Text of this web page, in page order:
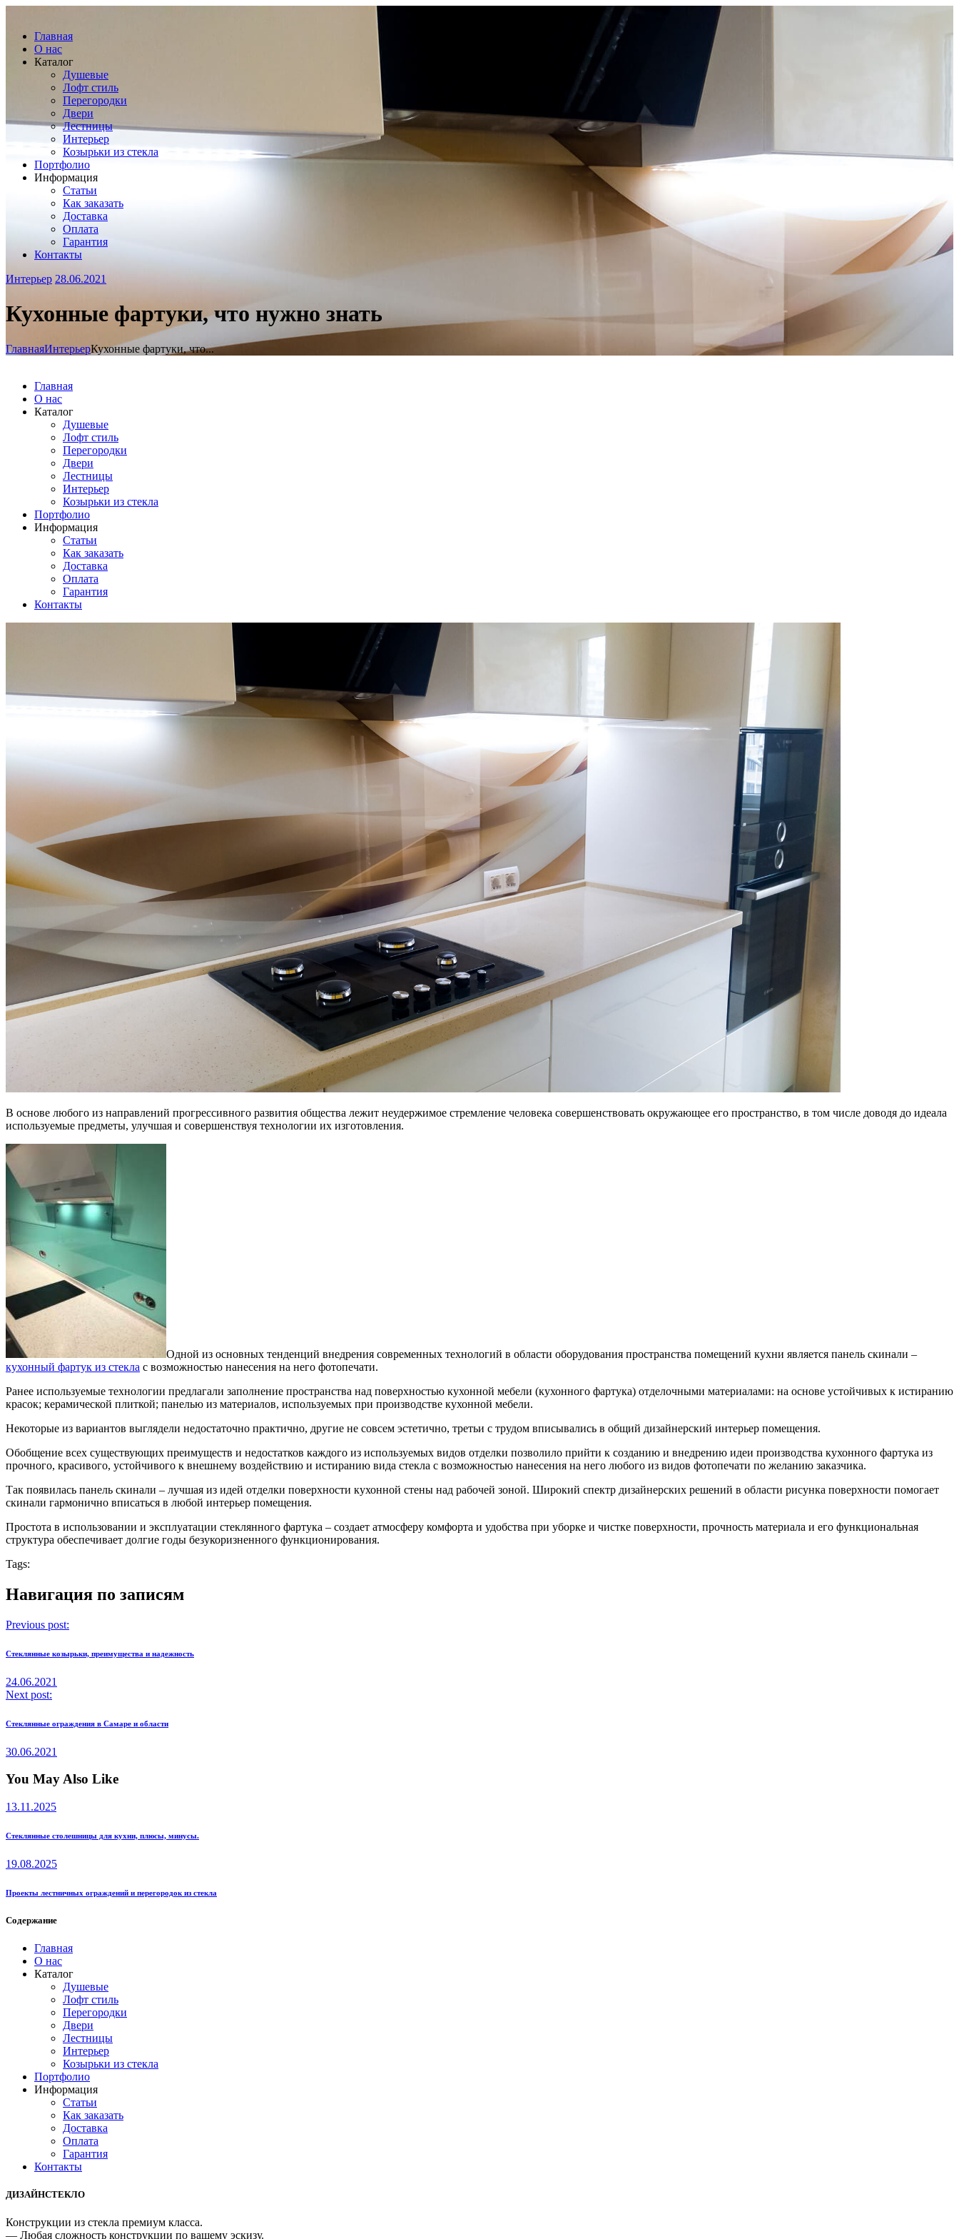
Главная
О нас
Каталог
Душевые
Лофт стиль
Перегородки
Двери
Лестницы
Интерьер
Козырьки из стекла
Портфолио
Информация
Статьи
Как заказать
Доставка
Оплата
Гарантия
Контакты
Интерьер 28.06.2021
Кухонные фартуки, что нужно знать
ГлавнаяИнтерьерКухонные фартуки, что...
Главная
О нас
Каталог
Душевые
Лофт стиль
Перегородки
Двери
Лестницы
Интерьер
Козырьки из стекла
Портфолио
Информация
Статьи
Как заказать
Доставка
Оплата
Гарантия
Контакты
В основе любого из направлений прогрессивного развития общества лежит неудержимое стремление человека совершенствовать окружающее его пространство, в том числе доводя до идеала
используемые предметы, улучшая и совершенствуя технологии их изготовления.
Одной из основных тенденций внедрения современных технологий в области оборудования пространства помещений кухни является панель скинали –
кухонный фартук из стекла с возможностью нанесения на него фотопечати.
Ранее используемые технологии предлагали заполнение пространства над поверхностью кухонной мебели (кухонного фартука) отделочными материалами: на основе устойчивых к истиранию
красок; керамической плиткой; панелью из материалов, используемых при производстве кухонной мебели.
Некоторые из вариантов выглядели недостаточно практично, другие не совсем эстетично, третьи с трудом вписывались в общий дизайнерский интерьер помещения.
Обобщение всех существующих преимуществ и недостатков каждого из используемых видов отделки позволило прийти к созданию и внедрению идеи производства кухонного фартука из
прочного, красивого, устойчивого к внешнему воздействию и истиранию вида стекла с возможностью нанесения на него любого из видов фотопечати по желанию заказчика.
Так появилась панель скинали – лучшая из идей отделки поверхности кухонной стены над рабочей зоной. Широкий спектр дизайнерских решений в области рисунка поверхности помогает
скинали гармонично вписаться в любой интерьер помещения.
Простота в использовании и эксплуатации стеклянного фартука – создает атмосферу комфорта и удобства при уборке и чистке поверхности, прочность материала и его функциональная
структура обеспечивает долгие годы безукоризненного функционирования.
Tags:
Навигация по записям
Previous post:
Стеклянные козырьки, преимущества и надежность
24.06.2021
Next post:
Стеклянные ограждения в Самаре и области
30.06.2021
You May Also Like
13.11.2025
Стеклянные столешницы для кухни, плюсы, минусы.
19.08.2025
Проекты лестничных ограждений и перегородок из стекла
Содержание
Главная
О нас
Каталог
Душевые
Лофт стиль
Перегородки
Двери
Лестницы
Интерьер
Козырьки из стекла
Портфолио
Информация
Статьи
Как заказать
Доставка
Оплата
Гарантия
Контакты
ДИЗАЙНСТЕКЛО
Конструкции из стекла премиум класса.
— Любая сложность конструкции по вашему эскизу.